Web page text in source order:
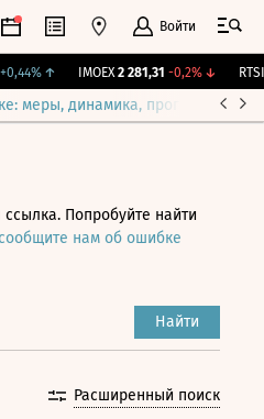
Войти
↑ IMOEX 2 281,31 -0,2%↓ RTSI
меры, динамика, прогнозы
Попробуйте найти
нам об ошибке
Найти
Расширенный поиск